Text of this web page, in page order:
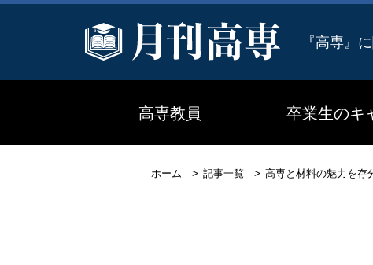
『高専』
高専教員 卒業生のキ
ホーム 記事一覧 高専と材料の魅力を存